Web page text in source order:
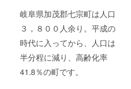
岐阜県加茂郡七宗町は人口
３，８００人余り。平成の
時代に入ってから、人口は
半分程に減り、高齢化率
41.8％の町です。